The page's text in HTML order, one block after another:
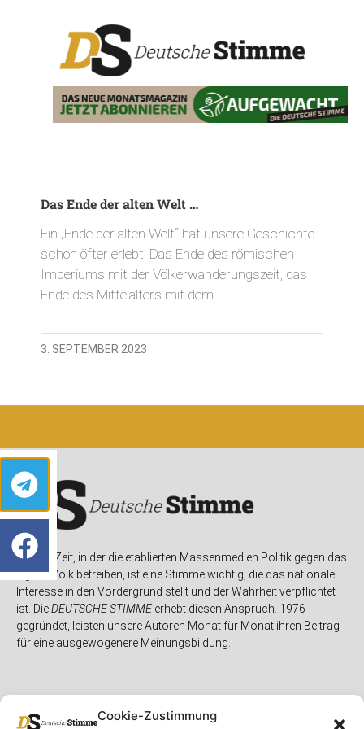
Cookie-Zustimmung
Das Ende der alten Welt …
Ein „Ende der alten Welt“ hat unsere Geschichte
schon öfter erlebt: Das Ende des römischen
Imperiums mit der Völkerwanderungszeit, das
Ende des Mittelalters mit dem
3. SEPTEMBER 2023
In einer Zeit, in der die etablierten Massenmedien Politik gegen das
eigene Volk betreiben, ist eine Stimme wichtig, die das nationale
Interesse in den Vordergrund stellt und der Wahrheit verpflichtet
ist. DieDEUTSCHE STIMMEerhebt diesen Anspruch. 1976
gegründet, leisten unsere Autoren Monat für Monat ihren Beitrag
für eine ausgewogenere Meinungsbildung.